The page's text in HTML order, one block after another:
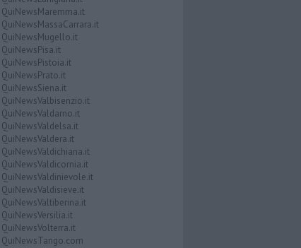
QuiNewsMaremma.it
QuiNewsMassaCarrara.it
QuiNewsMugello.it
QuiNewsPisa.it
QuiNewsPistoia.it
QuiNewsPrato.it
QuiNewsSiena.it
QuiNewsValbisenzio.it
QuiNewsValdarno.it
QuiNewsValdelsa.it
QuiNewsValdera.it
QuiNewsValdichiana.it
QuiNewsValdicornia.it
QuiNewsValdinievole.it
QuiNewsValdisieve.it
QuiNewsValtiberina.it
QuiNewsVersilia.it
QuiNewsVolterra.it
QuiNewsTango.com